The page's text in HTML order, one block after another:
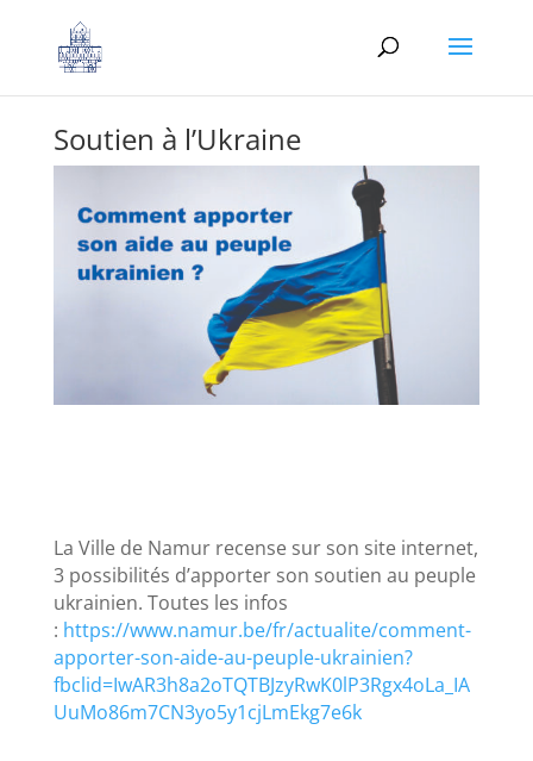
Soutien à l’Ukraine
La Ville de Namur recense sur son site internet,
3 possibilités d’apporter son soutien au peuple
ukrainien. Toutes les infos
: https://www.namur.be/fr/actualite/comment-
apporter-son-aide-au-peuple-ukrainien?
fbclid=IwAR3h8a2oTQTBJzyRwK0lP3Rgx4oLa_IA
UuMo86m7CN3yo5y1cjLmEkg7e6k